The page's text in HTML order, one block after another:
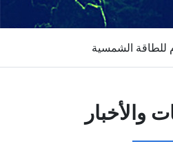
للطاقة الشمسية
والأخبار